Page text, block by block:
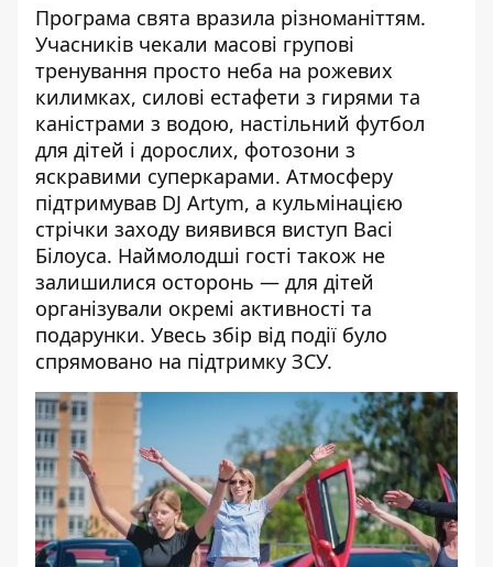
Програма свята вразила різноманіттям.
Учасників чекали масові групові
тренування просто неба на рожевих
килимках, силові естафети з гирями та
каністрами з водою, настільний футбол
для дітей і дорослих, фотозони з
яскравими суперкарами. Атмосферу
підтримував DJ Artym, а кульмінацією
стрічки заходу виявився виступ Васі
Білоуса. Наймолодші гості також не
залишилися осторонь — для дітей
організували окремі активності та
подарунки. Увесь збір від події було
спрямовано на підтримку ЗСУ.